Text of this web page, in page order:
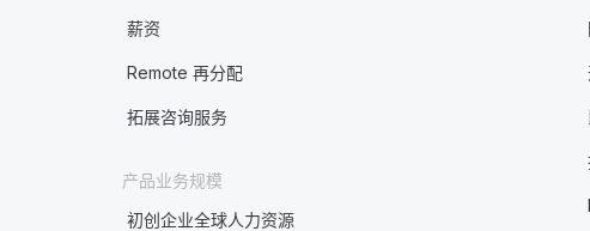
薪资
Remote 再分配
拓展咨询服务
产品业务规模
初创企业全球人力资源